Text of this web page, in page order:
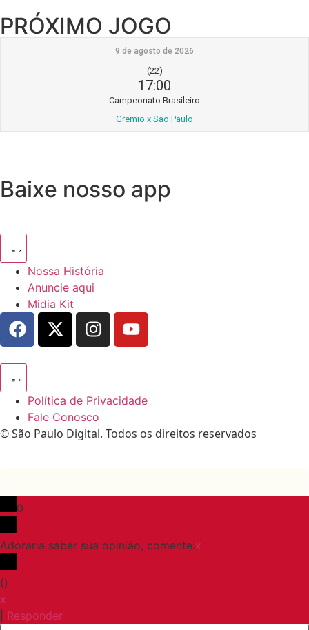
PRÓXIMO JOGO
9 de agosto de 2026
(22)
17:00
Campeonato Brasileiro
Gremio x Sao Paulo
Baixe nosso app
Nossa História
Anuncie aqui
Midia Kit
Política de Privacidade
Fale Conosco
© São Paulo Digital. Todos os direitos reservados
0
Adoraria saber sua opinião, comente.x
()
x
Responder